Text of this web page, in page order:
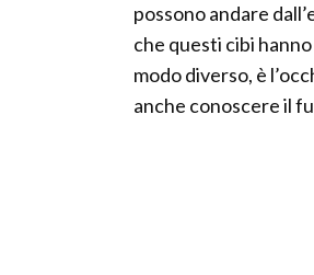
possono andare
che questi cibi
modo diverso, è
anche conoscere il